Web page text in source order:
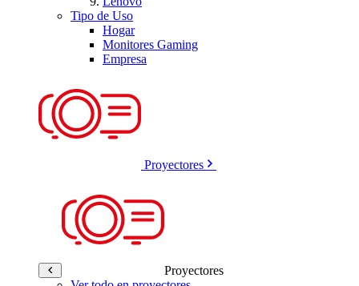
Tipo de Uso
Hogar
Monitores Gaming
Empresa
Proyectores
Proyectores